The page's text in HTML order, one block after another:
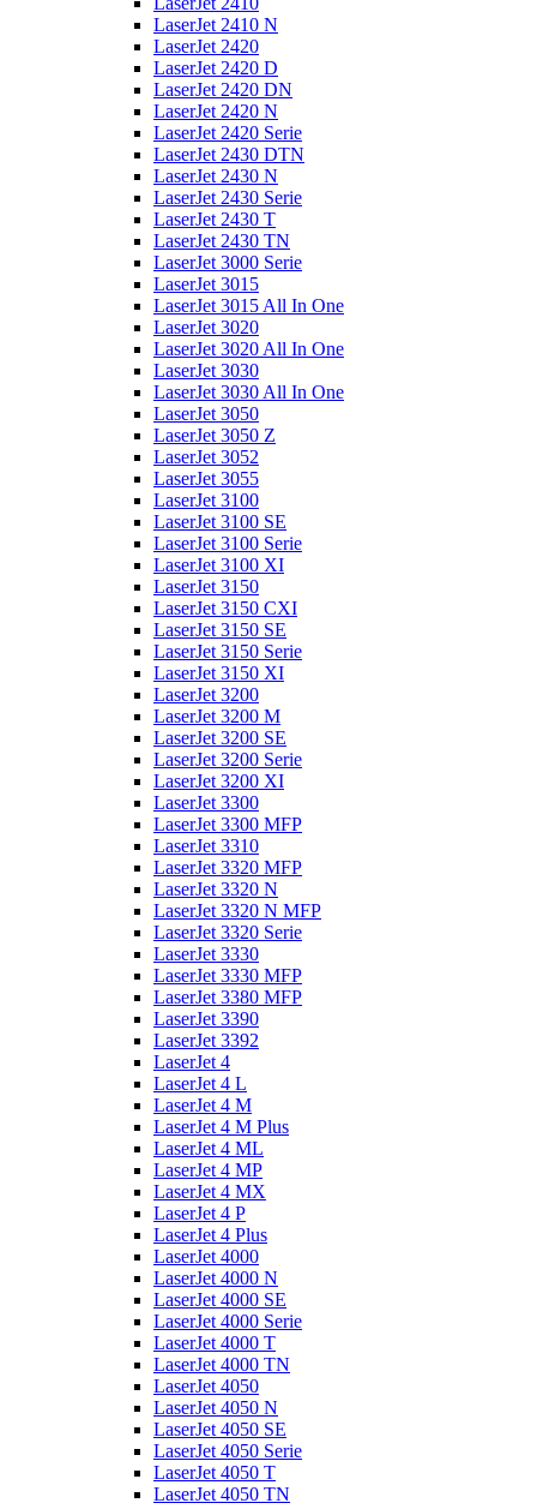
LaserJet 2410 N
LaserJet 2420
LaserJet 2420 D
LaserJet 2420 DN
LaserJet 2420 N
LaserJet 2420 Serie
LaserJet 2430 DTN
LaserJet 2430 N
LaserJet 2430 Serie
LaserJet 2430 T
LaserJet 2430 TN
LaserJet 3000 Serie
LaserJet 3015
LaserJet 3015 All In One
LaserJet 3020
LaserJet 3020 All In One
LaserJet 3030
LaserJet 3030 All In One
LaserJet 3050
LaserJet 3050 Z
LaserJet 3052
LaserJet 3055
LaserJet 3100
LaserJet 3100 SE
LaserJet 3100 Serie
LaserJet 3100 XI
LaserJet 3150
LaserJet 3150 CXI
LaserJet 3150 SE
LaserJet 3150 Serie
LaserJet 3150 XI
LaserJet 3200
LaserJet 3200 M
LaserJet 3200 SE
LaserJet 3200 Serie
LaserJet 3200 XI
LaserJet 3300
LaserJet 3300 MFP
LaserJet 3310
LaserJet 3320 MFP
LaserJet 3320 N
LaserJet 3320 N MFP
LaserJet 3320 Serie
LaserJet 3330
LaserJet 3330 MFP
LaserJet 3380 MFP
LaserJet 3390
LaserJet 3392
LaserJet 4
LaserJet 4 L
LaserJet 4 M
LaserJet 4 M Plus
LaserJet 4 ML
LaserJet 4 MP
LaserJet 4 MX
LaserJet 4 P
LaserJet 4 Plus
LaserJet 4000
LaserJet 4000 N
LaserJet 4000 SE
LaserJet 4000 Serie
LaserJet 4000 T
LaserJet 4000 TN
LaserJet 4050
LaserJet 4050 N
LaserJet 4050 SE
LaserJet 4050 Serie
LaserJet 4050 T
LaserJet 4050 TN